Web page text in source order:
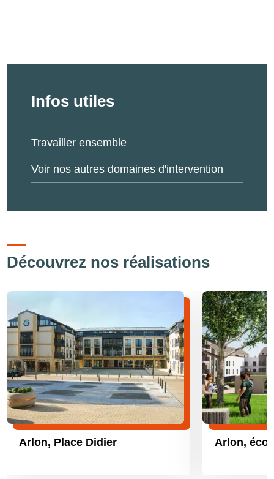
Infos utiles
Travailler ensemble
Voir nos autres domaines d'intervention
Découvrez nos réalisations
Arlon, Place Didier Arlon,